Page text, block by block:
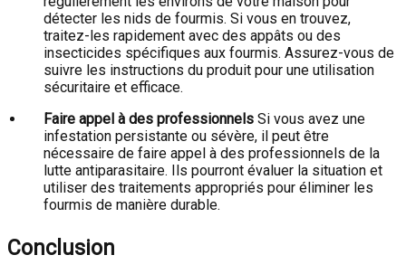
détecter les nids de fourmis. Si vous en trouvez,
traitez-les rapidement avec des appâts ou des
insecticides spécifiques aux fourmis. Assurez-vous de
suivre les instructions du produit pour une utilisation
sécuritaire et efficace.
Faire appel à des professionnels Si vous avez une
infestation persistante ou sévère, il peut être
nécessaire de faire appel à des professionnels de la
lutte antiparasitaire. Ils pourront évaluer la situation et
utiliser des traitements appropriés pour éliminer les
fourmis de manière durable.
Conclusion